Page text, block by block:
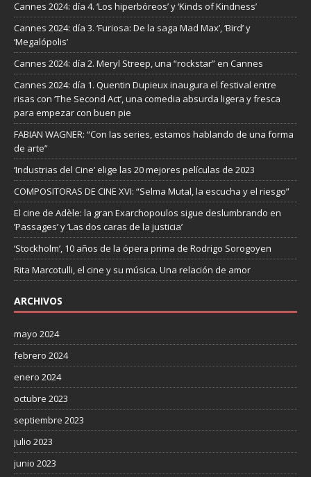
Cannes 2024: día 4. ‘Los hiperbóreos’ y ‘Kinds of Kindness’
Cannes 2024: día 3. ‘Furiosa: De la saga Mad Max’, ‘Bird’ y
‘Megalópolis’
Cannes 2024: día 2. Meryl Streep, una “rockstar” en Cannes
Cannes 2024: día 1. Quentin Dupieux inaugura el festival entre
risas con ‘The Second Act’, una comedia absurda ligera y fresca
para empezar con buen pie
FABIAN WAGNER: “Con las series, estamos hablando de una forma
de arte”
‘Industrias del Cine’ elige las 20 mejores películas de 2023
COMPOSITORAS DE CINE XVI: “Selma Mutal, la escucha y el riesgo”
El cine de Adèle: la gran Exarchopoulos sigue deslumbrando en
’Passages’ y ’Las dos caras de la justicia’
‘Stockholm’, 10 años de la ópera prima de Rodrigo Sorogoyen
Rita Marcotulli, el cine y su música. Una relación de amor
ARCHIVOS
mayo 2024
febrero 2024
enero 2024
octubre 2023
septiembre 2023
julio 2023
junio 2023